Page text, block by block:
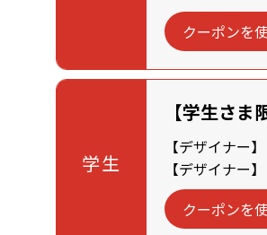
クーポンを
学生
【学生さ
【デザイナー
【デザイナー
クーポンを